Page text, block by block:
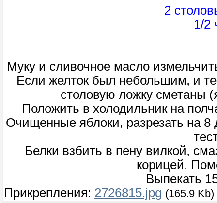
2
1/2
Муку и сливочное масло
Если желток был небольшим, и
столовую ложку сметаны
Положить в холодильник на
Очищенные яблоки, разрезать на 8
Белки взбить в пену вилкой,
корицей.
Выпекать
Прикрепления: 2726815.jpg (165.9 Kb)